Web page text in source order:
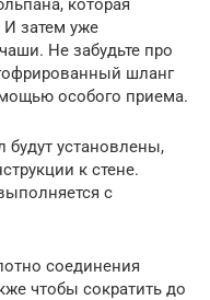
которая
затем уже
Не забудьте про
шланг
особого приема.
будут установлены,
к стене.
с
соединения
чтобы сократить до